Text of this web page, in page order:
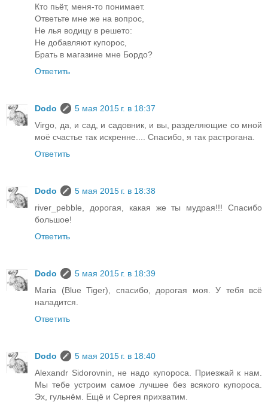
Кто пьёт, меня-то понимает.
Ответьте мне же на вопрос,
Не лья водицу в решето:
Не добавляют купорос,
Брать в магазине мне Бордо?
Ответить
Dodo
5 мая 2015 г. в 18:37
Virgo, да, и сад, и садовник, и вы, разделяющие со мной
моё счастье так искренне.... Спасибо, я так растрогана.
Ответить
Dodo
5 мая 2015 г. в 18:38
river_pebble, дорогая, какая же ты мудрая!!! Спасибо
большое!
Ответить
Dodo
5 мая 2015 г. в 18:39
Maria (Blue Tiger), спасибо, дорогая моя. У тебя всё
наладится.
Ответить
Dodo
5 мая 2015 г. в 18:40
Alexandr Sidorovnin, не надо купороса. Приезжай к нам.
Мы тебе устроим самое лучшее без всякого купороса.
Эх, гульнём. Ещё и Сергея прихватим.